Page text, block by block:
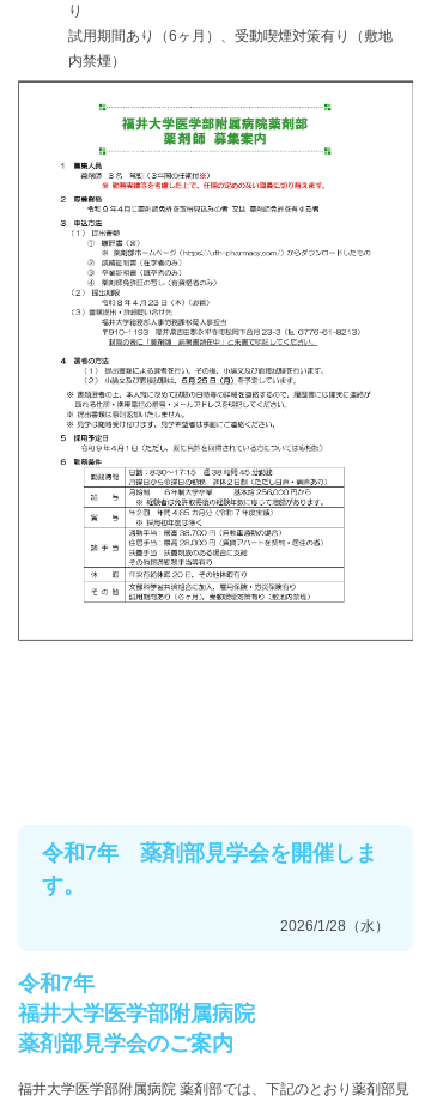
り
試用期間あり（6ヶ月）、受動喫煙対策有り（敷地
内禁煙）
令和7年 薬剤部見学会を開催しま
す。
2026/1/28（水）
令和7年
福井大学医学部附属病院
薬剤部見学会のご案内
福井大学医学部附属病院 薬剤部では、下記のとおり薬剤部見